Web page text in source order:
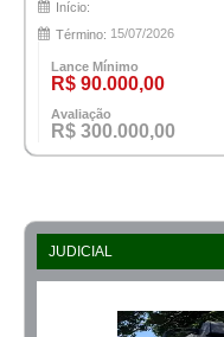
Início:
Término: 15/07/2026
Lance Mínimo
R$ 90.000,00
Avaliação
R$ 300.000,00
JUDICIAL